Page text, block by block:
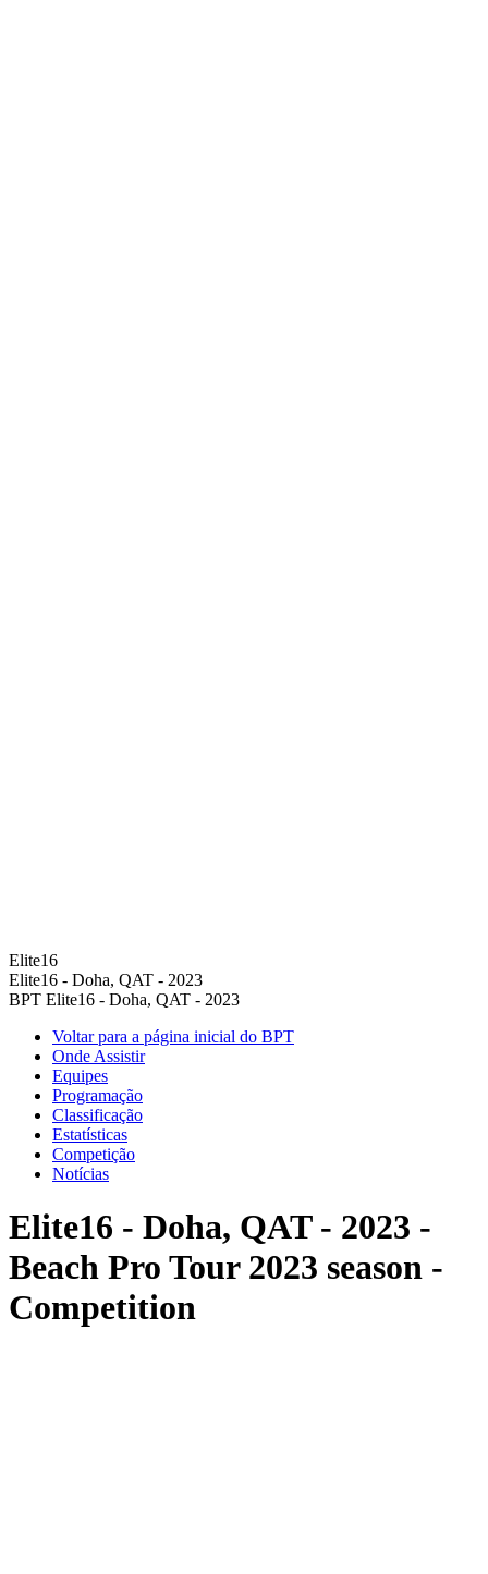
Elite16
Elite16 - Doha, QAT - 2023
BPT Elite16 - Doha, QAT - 2023
Voltar para a página inicial do BPT
Onde Assistir
Equipes
Programação
Classificação
Estatísticas
Competição
Notícias
Elite16 - Doha, QAT - 2023 -
Beach Pro Tour 2023 season -
Competition